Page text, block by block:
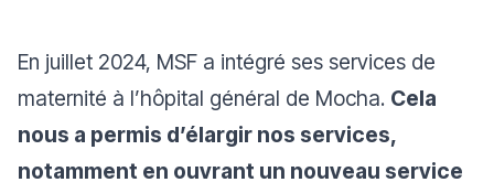
En juillet 2024, MSF a intégré ses services de
maternité à l’hôpital général de Mocha. Cela
nous a permis d’élargir nos services,
notamment en ouvrant un nouveau service